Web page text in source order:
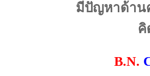
มีปัญหาด้าน
คิ
B.N.